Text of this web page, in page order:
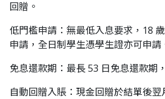
回贈。
低門檻申請：無最低入息要求，18
申請，全日制學生憑學生證亦可申請
免息還款期：最長 53 日免息還款期
自動回贈入賬：現金回贈於結單後